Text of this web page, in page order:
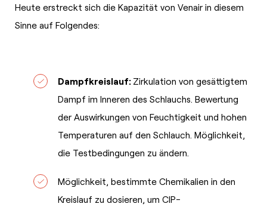
Heute erstreckt sich die Kapazität von Venair in diesem
Sinne auf Folgendes:
Dampfkreislauf: Zirkulation von gesättigtem
Dampf im Inneren des Schlauchs. Bewertung
der Auswirkungen von Feuchtigkeit und hohen
Temperaturen auf den Schlauch. Möglichkeit,
die Testbedingungen zu ändern.
Möglichkeit, bestimmte Chemikalien in den
Kreislauf zu dosieren, um CIP-